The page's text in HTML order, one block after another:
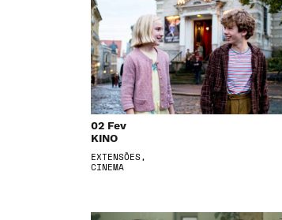
02 Fev
KINO
EXTENSÕES,
CINEMA